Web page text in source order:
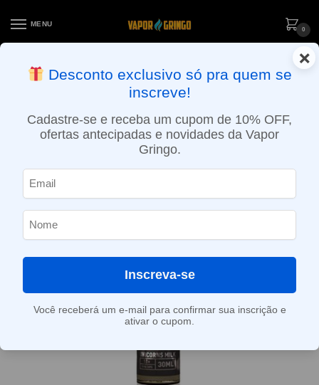
MENU
0
ENTREGA NO MESMO DIA EM SÃO PAULO (SEG A SEX): PEDIDOS
APROVADOS ATÉ 15:30 VIA MOTOBOY
×
Desconto exclusivo só pra quem se
inscreve!
Cadastre-se e receba um cupom de 10% OFF,
ofertas antecipadas e novidades da Vapor
Gringo.
Inscreva-se
Você receberá um e-mail para confirmar sua inscrição e
ativar o cupom.